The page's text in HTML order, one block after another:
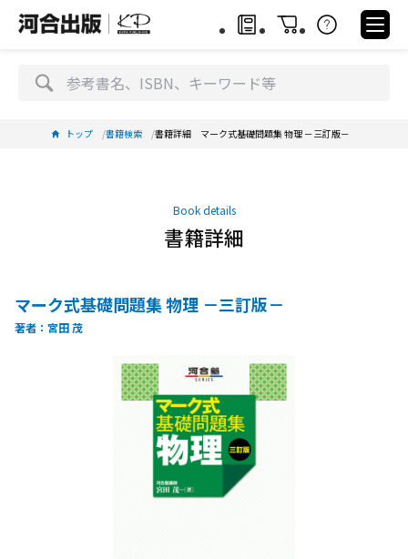
トップ 書籍検索 書籍詳細 マーク式基礎問題集 物理 －三訂版－
Book details
書籍詳細
マーク式基礎問題集 物理 －三訂版－
著者：宮田 茂